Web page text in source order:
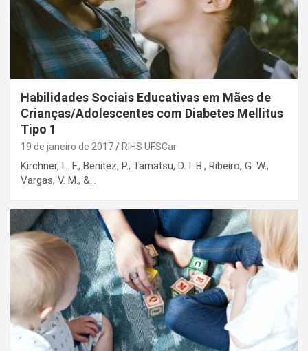
Habilidades Sociais Educativas em Mães de
Crianças/Adolescentes com Diabetes Mellitus
Tipo 1
19 de janeiro de 2017 RIHS UFSCar
Kirchner, L. F., Benitez, P., Tamatsu, D. I. B., Ribeiro, G. W.,
Vargas, V. M., &…